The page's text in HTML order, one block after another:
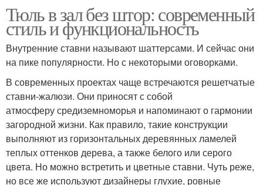
Тюль в зал без штор: современный
стиль и функциональность
Внутренние ставни называют шаттерсами. И сейчас они
на пике популярности. Но с некоторыми оговорками.
В современных проектах чаще встречаются решетчатые
ставни-жалюзи. Они приносят с собой
атмосферу средиземноморья и напоминают о гармонии
загородной жизни. Как правило, такие конструкции
выполняют из горизонтальных деревянных ламелей
теплых оттенков дерева, а также белого или серого
цвета. Но можно встретить и цветные ставни. Чуть реже,
но все же используют дизайнеры глухие, ровные